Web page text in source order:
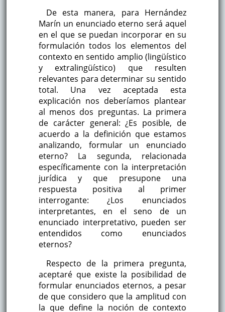
De esta manera, para Hernández
Marín un enunciado eterno será aquel
en el que se puedan incorporar en su
formulación todos los elementos del
contexto en sentido amplio (lingüístico
y extralingüístico) que resulten
relevantes para determinar su sentido
total. Una vez aceptada esta
explicación nos deberíamos plantear
al menos dos preguntas. La primera
de carácter general: ¿Es posible, de
acuerdo a la definición que estamos
analizando, formular un enunciado
eterno? La segunda, relacionada
específicamente con la interpretación
jurídica y que presupone una
respuesta positiva al primer
interrogante: ¿Los enunciados
interpretantes, en el seno de un
enunciado interpretativo, pueden ser
entendidos como enunciados
eternos?
Respecto de la primera pregunta,
aceptaré que existe la posibilidad de
formular enunciados eternos, a pesar
de que considero que la amplitud con
la que define la noción de contexto